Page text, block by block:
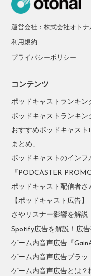
運営会社：株式会社オトナ
利用規約
プライバシーポリシー
コンテンツ
ポッドキャストランキン
ポッドキャストランキン
おすすめポッドキャス
まとめ」
ポッドキャストのイン
『PODCASTER
ポッドキャスト配信者
【ポッドキャスト広告
さやリスナー影響を解説
Spotify広告を解説！広
ゲーム内音声広告『
ゲーム内音声広告プラッ
ゲーム内音声広告とは